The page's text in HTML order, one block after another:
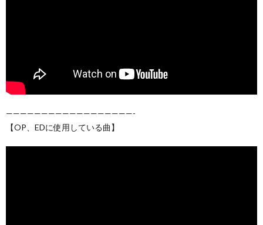
——————————————————-
【OP、EDに使用している曲】